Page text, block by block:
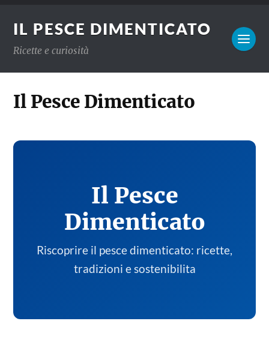
IL PESCE DIMENTICATO
Ricette e curiosità
Il Pesce Dimenticato
Il Pesce
Dimenticato
Riscoprire il pesce dimenticato: ricette,
tradizioni e sostenibilita